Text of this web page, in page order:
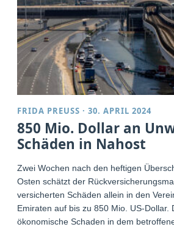
FRIDA PREUSS ·30. APRIL 2024
850 Mio. Dollar an
Schäden in Nahost
Zwei Wochen nach den heftigen
Osten schätzt der
versicherten Schäden allein in den
Emiraten auf bis zu 850 Mio. US-Dollar.
ökonomische Schaden in dem